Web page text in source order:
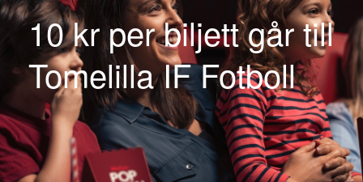
10 kr per biljett går till
Tomelilla IF Fotboll